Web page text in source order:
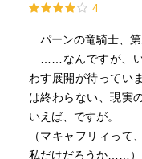
4
パーンの竜騎士、第
……なんですが、い
わす展開が待ってい
は終わらない、現実
いえば、ですが。
（マキャフリィって
私だけだろうか……）